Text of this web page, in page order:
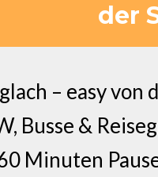
der
– easy von
Busse &
Minuten